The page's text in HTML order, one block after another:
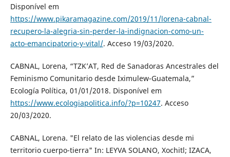
Disponível em
https://www.pikaramagazine.com/2019/11/lorena-cabnal-
recupero-la-alegria-sin-perder-la-indignacion-como-un-
acto-emancipatorio-y-vital/. Acceso 19/03/2020.
CABNAL, Lorena, “TZK’AT, Red de Sanadoras Ancestrales del
Feminismo Comunitario desde Iximulew-Guatemala,”
Ecología Política, 01/01/2018. Disponível em
https://www.ecologiapolitica.info/?p=10247. Acceso
20/03/2020.
CABNAL, Lorena. "El relato de las violencias desde mi
territorio cuerpo-tierra" In: LEYVA SOLANO, Xochitl; IZACA,